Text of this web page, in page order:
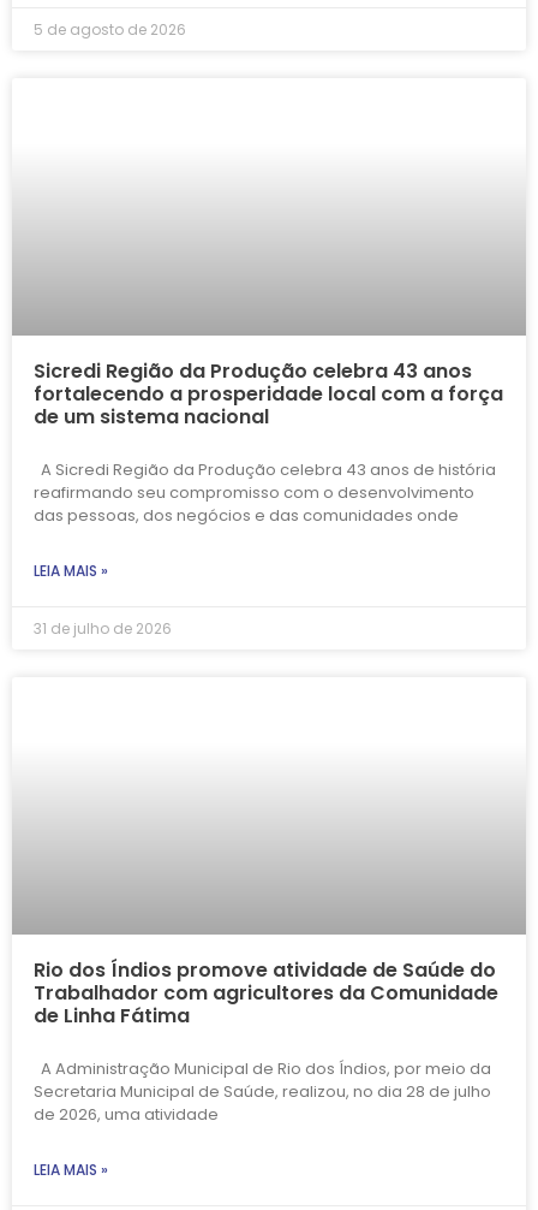
5 de agosto de 2026
Sicredi Região da Produção celebra 43 anos
fortalecendo a prosperidade local com a força
de um sistema nacional
A Sicredi Região da Produção celebra 43 anos de história
reafirmando seu compromisso com o desenvolvimento
das pessoas, dos negócios e das comunidades onde
LEIA MAIS »
31 de julho de 2026
Rio dos Índios promove atividade de Saúde do
Trabalhador com agricultores da Comunidade
de Linha Fátima
A Administração Municipal de Rio dos Índios, por meio da
Secretaria Municipal de Saúde, realizou, no dia 28 de julho
de 2026, uma atividade
LEIA MAIS »